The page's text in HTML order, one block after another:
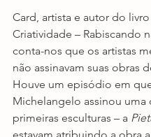
Card, artista e autor do
Criatividade – Rabiscando
conta-nos que os artistas
não assinavam suas obras
Houve um episódio em
Michelangelo assinou uma
primeiras esculturas – a